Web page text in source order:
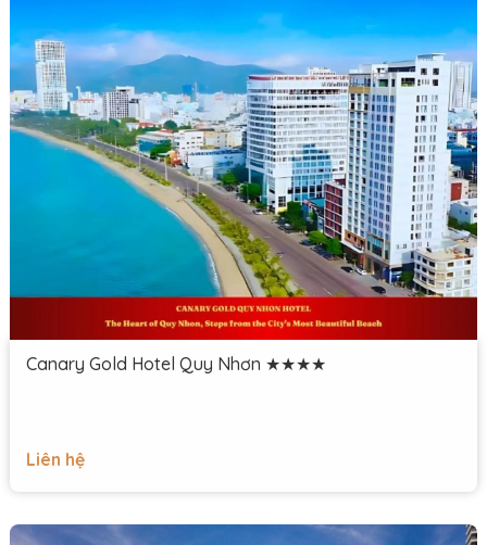
Canary Gold Hotel Quy Nhơn ★★★★
Liên hệ